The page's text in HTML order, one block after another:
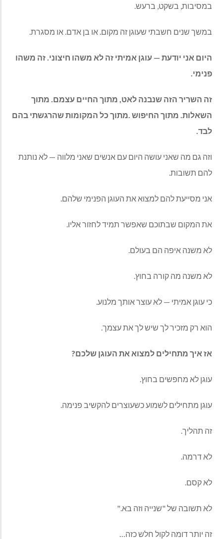
במסיבות‭,‬ בשקט‭,‬ ברעש‭.‬
במשך‭ ‬שנים‭ ‬חשבתי‭ ‬שעוגן‭ ‬זה‭ ‬מקום‭.‬ או‭ ‬בן‭ ‬אדם‭.‬ או‭ ‬מסגרת‭.‬
‬פנימי‭.‬
‬לבד‭.‬
וזה‭ ‬גם‭ ‬מה‭ ‬שאני‭ ‬עושה‭ ‬היום‭ ‬עם‭ ‬אנשים‭ ‬שאני‭ ‬מלווה‭ ‬‮ —‬
‬להם‭ ‬תשובות‭.‬
אני‭ ‬מסייעת‭ ‬להם‭ ‬למצוא‭ ‬את‭ ‬העוגן‭ ‬הפנימי‭ ‬שלהם‭.‬
את‭ ‬המקום‭ ‬שבתוכם‭ ‬שאפשר‭ ‬תמיד‭ ‬לחזור‭ ‬אליו‭.‬
לא‭ ‬משנה‭ ‬איפה‭ ‬הם‭ ‬בעולם‭.‬
לא‭ ‬משנה‭ ‬מה‭ ‬קורה‭ ‬בחוץ‭.‬
כי‭ ‬עוגן‭ ‬אמיתי‭ ‬‮—‬‭ ‬לא‭ ‬עוצר‭ ‬אותך‭ ‬מלנוע‭.‬
הוא‭ ‬רק‭ ‬מזכיר‭ ‬לך‭ ‬שיש‭ ‬לך‭ ‬את‭ ‬עצמך‭.‬
אז‭ ‬איך‭ ‬מתחילים‭ ‬למצוא‭ ‬את‭ ‬העוגן‭ ‬שלכם‭?‬
עוגן‭ ‬לא‭ ‬מחפשים‭ ‬בחוץ‭.‬
עוגן‭ ‬מתחילים‭ ‬לשמוע‭ ‬כשעוצרים‭ ‬להקשיב‭ ‬פנימה‭.‬
זה‭ ‬תהליך‭.‬
לא‭ ‬דרמה‭.‬
לא‭ ‬קסם‭.‬
לא‭ ‬תשובה‭ ‬של ‭"‬שנייה‭ ‬וזה‭ ‬בא‭".‬
זה‭ ‬יותר‭ ‬דומה‭ ‬לקול‭ ‬חלש‭ ‬כזה‭…‬